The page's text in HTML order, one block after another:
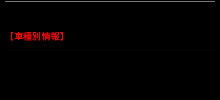
【車種別情報】